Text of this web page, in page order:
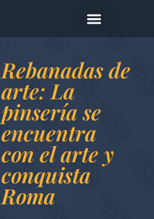
Rebanadas de
arte: La
pinsería se
encuentra
con el arte y
conquista
Roma